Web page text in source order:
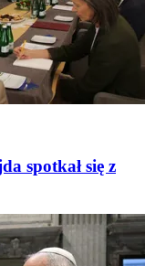
spotkał się z